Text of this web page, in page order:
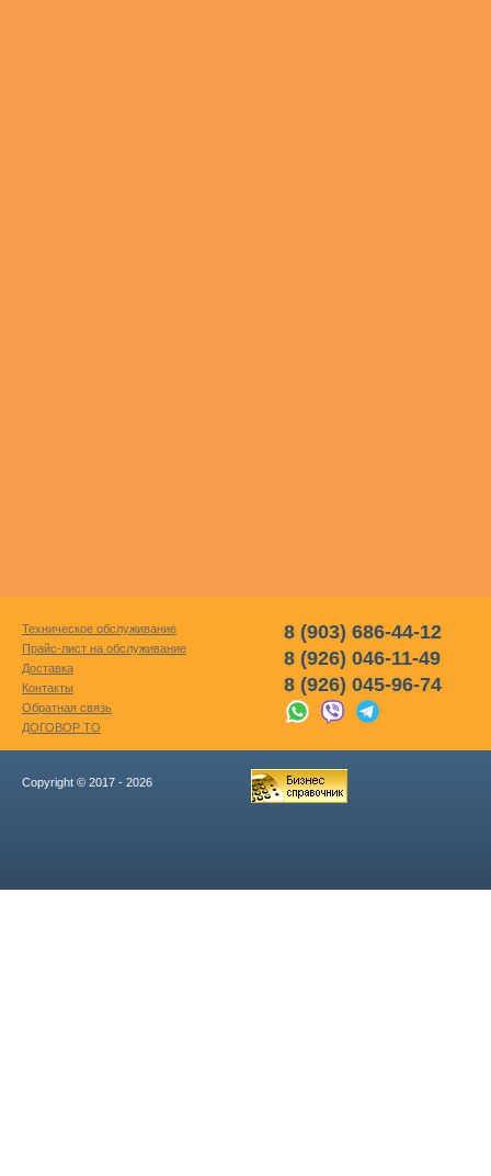
Техническое обслуживание
Прайс-лист на обслуживание
Доставка
Контакты
Обратная связь
ДОГОВОР ТО
8 (903) 686-44-12
8 (926) 046-11-49
8 (926) 045-96-74
Copyright © 2017 - 2026